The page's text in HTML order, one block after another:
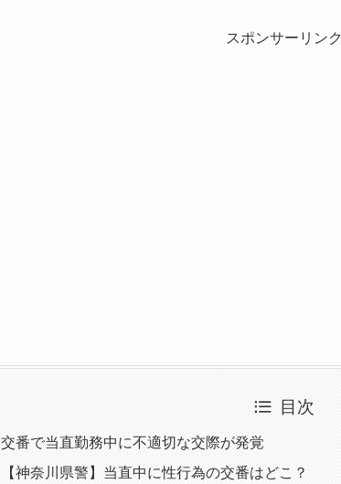
スポンサーリンク
目次
交番で当直勤務中に不適切な交際が発覚
【神奈川県警】当直中に性行為の交番はどこ？